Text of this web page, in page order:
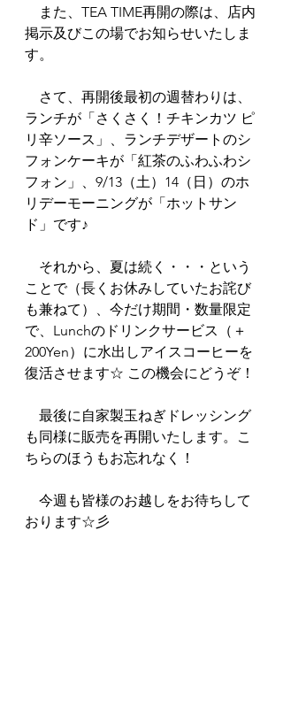
また、TEA TIME再開の際は、店内
掲示及びこの場でお知らせいたしま
す。
さて、再開後最初の週替わりは、
ランチが「さくさく！チキンカツ ピ
リ辛ソース」、ランチデザートのシ
フォンケーキが「紅茶のふわふわシ
フォン」、9/13（土）14（日）のホ
リデーモーニングが「ホットサン
ド」です♪
それから、夏は続く・・・という
ことで（長くお休みしていたお詫び
も兼ねて）、今だけ期間・数量限定
で、Lunchのドリンクサービス（＋
200Yen）に水出しアイスコーヒーを
復活させます☆ この機会にどうぞ！
最後に自家製玉ねぎドレッシング
も同様に販売を再開いたします。こ
ちらのほうもお忘れなく！
今週も皆様のお越しをお待ちして
おります☆彡